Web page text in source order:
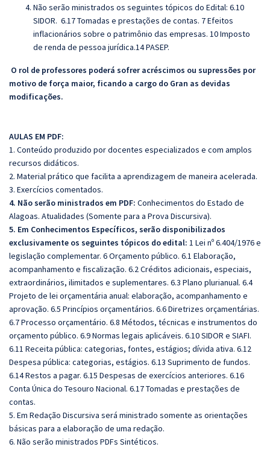
Não serão ministrados os seguintes tópicos do Edital: 6.10
SIDOR. 6.17 Tomadas e prestações de contas. 7 Efeitos
inflacionários sobre o patrimônio das empresas. 10 Imposto
de renda de pessoa jurídica.14 PASEP.
O rol de professores poderá sofrer acréscimos ou supressões por
motivo de força maior, ficando a cargo do Gran as devidas
modificações.
AULAS EM PDF:
1. Conteúdo produzido por docentes especializados e com amplos
recursos didáticos.
2. Material prático que facilita a aprendizagem de maneira acelerada.
3. Exercícios comentados.
4. Não serão ministrados em PDF: Conhecimentos do Estado de
Alagoas. Atualidades (Somente para a Prova Discursiva).
5. Em Conhecimentos Específicos, serão disponibilizados
exclusivamente os seguintes tópicos do edital: 1 Lei nº 6.404/1976 e
legislação complementar. 6 Orçamento público. 6.1 Elaboração,
acompanhamento e fiscalização. 6.2 Créditos adicionais, especiais,
extraordinários, ilimitados e suplementares. 6.3 Plano plurianual. 6.4
Projeto de lei orçamentária anual: elaboração, acompanhamento e
aprovação. 6.5 Princípios orçamentários. 6.6 Diretrizes orçamentárias.
6.7 Processo orçamentário. 6.8 Métodos, técnicas e instrumentos do
orçamento público. 6.9 Normas legais aplicáveis. 6.10 SIDOR e SIAFI.
6.11 Receita pública: categorias, fontes, estágios; dívida ativa. 6.12
Despesa pública: categorias, estágios. 6.13 Suprimento de fundos.
6.14 Restos a pagar. 6.15 Despesas de exercícios anteriores. 6.16
Conta Única do Tesouro Nacional. 6.17 Tomadas e prestações de
contas.
5. Em Redação Discursiva será ministrado somente as orientações
básicas para a elaboração de uma redação.
6. Não serão ministrados PDFs Sintéticos.